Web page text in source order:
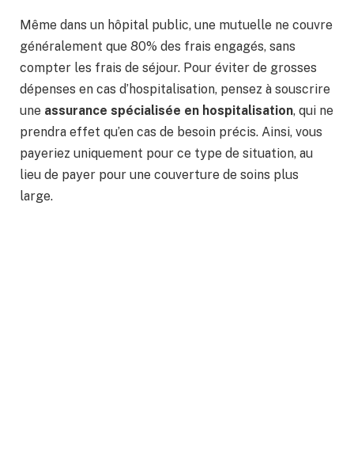
Même dans un hôpital public, une mutuelle ne couvre
généralement que 80% des frais engagés, sans
compter les frais de séjour. Pour éviter de grosses
dépenses en cas d’hospitalisation, pensez à souscrire
une assurance spécialisée en hospitalisation, qui ne
prendra effet qu’en cas de besoin précis. Ainsi, vous
payeriez uniquement pour ce type de situation, au
lieu de payer pour une couverture de soins plus
large.